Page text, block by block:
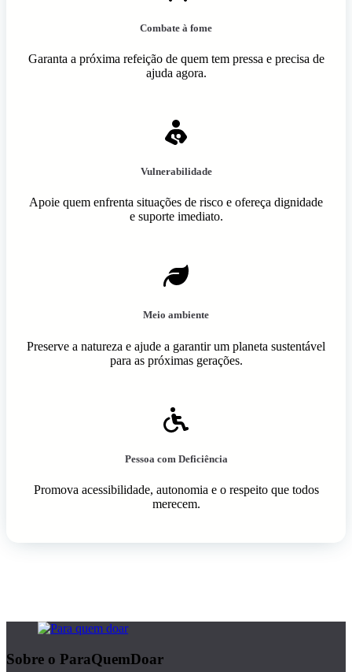
Combate à fome
Garanta a próxima refeição de quem tem pressa e precisa de
ajuda agora.
Vulnerabilidade
Apoie quem enfrenta situações de risco e ofereça dignidade
e suporte imediato.
Meio ambiente
Preserve a natureza e ajude a garantir um planeta sustentável
para as próximas gerações.
Pessoa com Deficiência
Promova acessibilidade, autonomia e o respeito que todos
merecem.
Sobre o ParaQuemDoar